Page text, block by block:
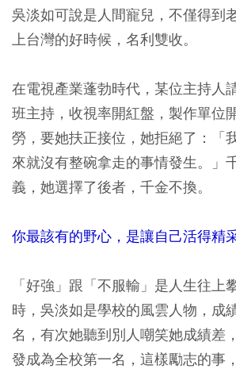
吳淡如可說是人間寵兒，不僅得到
上台灣的好時候，名利雙收。
在電視產業蓬勃時代，某位主持人
班主持，收視率開紅盤，製作單位
勞，要她扶正接位，她拒絕了：「
來就沒有整碗拿走的事情發生。」
義，她選擇了後者，千金不換。
你最該有的野心，是讓自己活得精
「好強」跟「不服輸」是人生往上
時，吳淡如是學校的風雲人物，成
名，有次她聽到別人嘲笑她成績差
發成為全校第一名，這樣勵志的事